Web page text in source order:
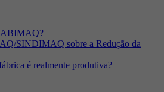
ABIMAQ?
SINDIMAQ sobre a Redução da
é realmente produtiva?